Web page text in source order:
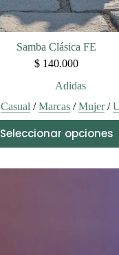
Samba Clásica FE
$ 140.000
Adidas
Casual /Marcas/Mujer/
Seleccionar opciones
producto
tiene